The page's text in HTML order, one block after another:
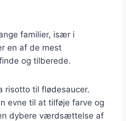
familier, især i
en af de mest
og tilberede.
risotto til flødesaucer.
evne til at tilføje farve og
dybere værdsættelse af